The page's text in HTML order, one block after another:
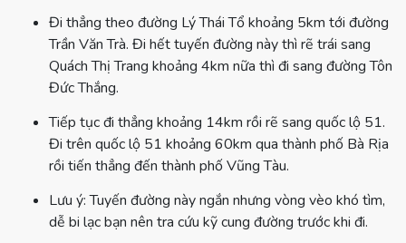
Đi thẳng theo đường Lý Thái Tổ khoảng 5km tới đường
Trần Văn Trà. Đi hết tuyến đường này thì rẽ trái sang
Quách Thị Trang khoảng 4km nữa thì đi sang đường Tôn
Đức Thắng.
Tiếp tục đi thẳng khoảng 14km rồi rẽ sang quốc lộ 51.
Đi trên quốc lộ 51 khoảng 60km qua thành phố Bà Rịa
rồi tiến thẳng đến thành phố Vũng Tàu.
Lưu ý: Tuyến đường này ngắn nhưng vòng vèo khó tìm,
dễ bi lạc bạn nên tra cứu kỹ cung đường trước khi đi.